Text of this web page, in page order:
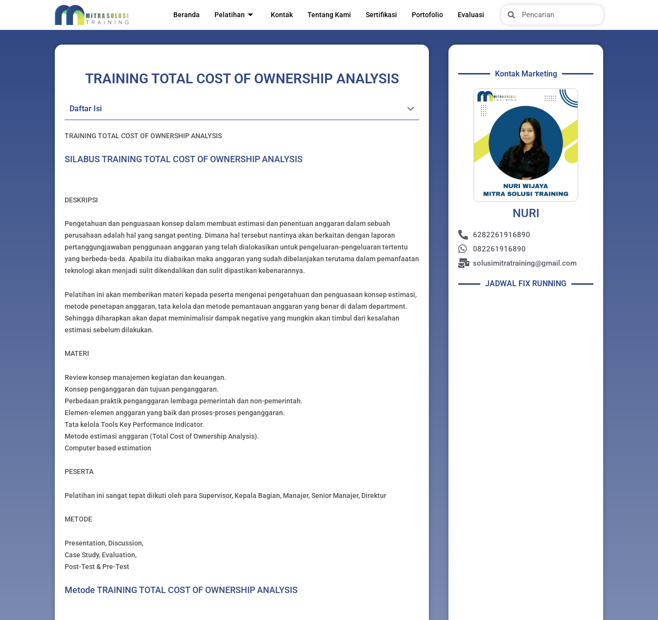
konten
Beranda Pelatihan Kontak Tentang Kami Sertifikasi Portofolio Evaluasi SearchSearch
TRAINING TOTAL COST OF OWNERSHIP ANALYSIS
Daftar Isi
TRAINING TOTAL COST OF OWNERSHIP ANALYSIS
SILABUS TRAINING TOTAL COST OF OWNERSHIP ANALYSIS
DESKRIPSI
Pengetahuan dan penguasaan konsep dalam membuat estimasi dan penentuan anggaran dalam sebuah
perusahaan adalah hal yang sangat penting. Dimana hal tersebut nantinya akan berkaitan dengan laporan
pertanggungjawaban penggunaan anggaran yang telah dialokasikan untuk pengeluaran-pengeluaran tertentu
yang berbeda-beda. Apabila itu diabaikan maka anggaran yang sudah dibelanjakan terutama dalam pemanfaatan
teknologi akan menjadi sulit dikendalikan dan sulit dipastikan kebenarannya.
Pelatihan ini akan memberikan materi kepada peserta mengenai pengetahuan dan penguasaan konsep estimasi,
metode penetapan anggaran, tata kelola dan metode pemantauan anggaran yang benar di dalam department.
Sehingga diharapkan akan dapat meminimalisir dampak negative yang mungkin akan timbul dari kesalahan
estimasi sebelum dilakukan.
MATERI
Review konsep manajemen kegiatan dan keuangan.
Konsep penganggaran dan tujuan penganggaran.
Perbedaan praktik penganggaran lembaga pemerintah dan non-pemerintah.
Elemen-elemen anggaran yang baik dan proses-proses penganggaran.
Tata kelola Tools Key Performance Indicator.
Metode estimasi anggaran (Total Cost of Ownership Analysis).
Computer based estimation
PESERTA
Pelatihan ini sangat tepat diikuti oleh para Supervisor, Kepala Bagian, Manajer, Senior Manajer, Direktur
METODE
Presentation, Discussion,
Case Study, Evaluation,
Post-Test & Pre-Test
Metode TRAINING TOTAL COST OF OWNERSHIP ANALYSIS
Kontak Marketing
NURI
6282261916890
082261916890
solusimitratraining@gmail.com
JADWAL FIX RUNNING